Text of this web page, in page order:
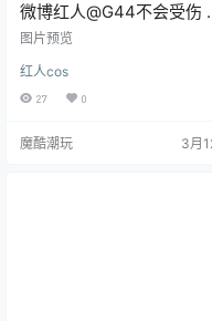
微博红人@G44不会受伤
黛尔 万圣 [39P/362MB]
图片预览
红人cos
27 0
魔酷潮玩 3月